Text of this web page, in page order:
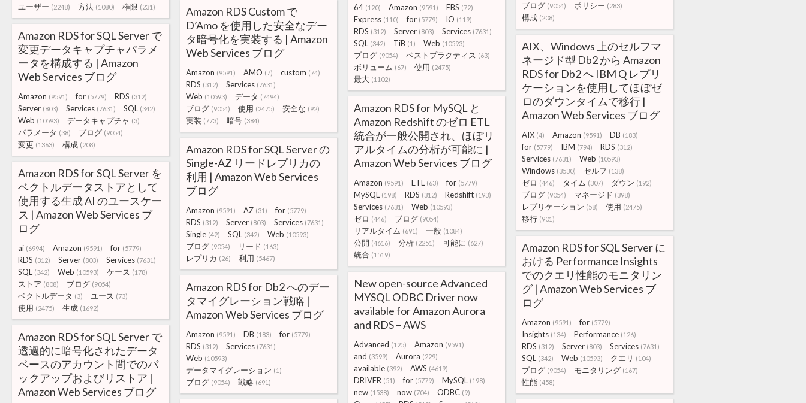
ユーザー (2248) 方法 (1080) 権限 (231) ブログ (9054) ポリシー (283)
構成 (208)
64 (120) Amazon (9591) EBS (72)
Express (110) for (5779) IO (119)
RDS (312) Server (803) Services (7631)
SQL (342) TiB (1) Web (10593)
ブログ (9054) ベストプラクティス (63)
ボリューム (67) 使用 (2475)
最大 (1102)
Amazon RDS Custom で
D’Amo を使用した安全なデー
タ暗号化を実装する | Amazon
Web Services ブログ
Amazon (9591) AMO (7) custom (74)
RDS (312) Services (7631)
Web (10593) データ (7494)
ブログ (9054) 使用 (2475) 安全な (92)
実装 (773) 暗号 (384)
Amazon RDS for SQL Server で
変更データキャプチャパラメ
ータを構成する | Amazon
Web Services ブログ
Amazon (9591) for (5779) RDS (312)
Server (803) Services (7631) SQL (342)
Web (10593) データキャプチャ (3)
パラメータ (38) ブログ (9054)
変更 (1363) 構成 (208)
AIX、Windows 上のセルフマ
ネージド型 Db2 から Amazon
RDS for Db2 へ IBM Q レプリ
ケーションを使用してほぼゼ
ロのダウンタイムで移行 |
Amazon Web Services ブログ
AIX (4) Amazon (9591) DB (183)
for (5779) IBM (794) RDS (312)
Services (7631) Web (10593)
Windows (3530) セルフ (138)
ゼロ (446) タイム (307) ダウン (192)
ブログ (9054) マネージド (398)
レプリケーション (58) 使用 (2475)
移行 (901)
Amazon RDS for MySQL と
Amazon Redshift のゼロ ETL
統合が一般公開され、ほぼリ
アルタイムの分析が可能に |
Amazon Web Services ブログ
Amazon (9591) ETL (63) for (5779)
MySQL (198) RDS (312) Redshift (193)
Services (7631) Web (10593)
ゼロ (446) ブログ (9054)
リアルタイム (691) 一般 (1084)
公開 (4616) 分析 (2251) 可能に (627)
統合 (1519)
Amazon RDS for SQL Server の
Single-AZ リードレプリカの
利用 | Amazon Web Services
ブログ
Amazon (9591) AZ (31) for (5779)
RDS (312) Server (803) Services (7631)
Single (42) SQL (342) Web (10593)
ブログ (9054) リード (163)
レプリカ (26) 利用 (5467)
Amazon RDS for SQL Server を
ベクトルデータストアとして
使用する生成 AI のユースケー
ス | Amazon Web Services ブ
ログ
ai (6994) Amazon (9591) for (5779)
RDS (312) Server (803) Services (7631)
SQL (342) Web (10593) ケース (178)
ストア (808) ブログ (9054)
ベクトルデータ (3) ユース (73)
使用 (2475) 生成 (1692)
Amazon RDS for SQL Server に
おける Performance Insights
でのクエリ性能のモニタリン
グ | Amazon Web Services ブ
ログ
Amazon (9591) for (5779)
Insights (134) Performance (126)
RDS (312) Server (803) Services (7631)
SQL (342) Web (10593) クエリ (104)
ブログ (9054) モニタリング (167)
性能 (458)
New open-source Advanced
MYSQL ODBC Driver now
available for Amazon Aurora
and RDS – AWS
Advanced (125) Amazon (9591)
and (3599) Aurora (229)
available (392) AWS (4619)
DRIVER (51) for (5779) MySQL (198)
new (1538) now (704) ODBC (9)
Amazon RDS for Db2 へのデー
タマイグレーション戦略 |
Amazon Web Services ブログ
Amazon (9591) DB (183) for (5779)
RDS (312) Services (7631)
Web (10593)
データマイグレーション (1)
ブログ (9054) 戦略 (691)
Amazon RDS for SQL Server で
透過的に暗号化されたデータ
ベースのアカウント間でのバ
ックアップおよびリストア |
Amazon Web Services ブログ